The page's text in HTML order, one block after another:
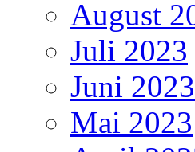
August
Juli 2023
Juni 2023
Mai 2023